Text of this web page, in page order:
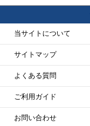
当サイトについて
サイトマップ
よくある質問
ご利用ガイド
お問い合わせ